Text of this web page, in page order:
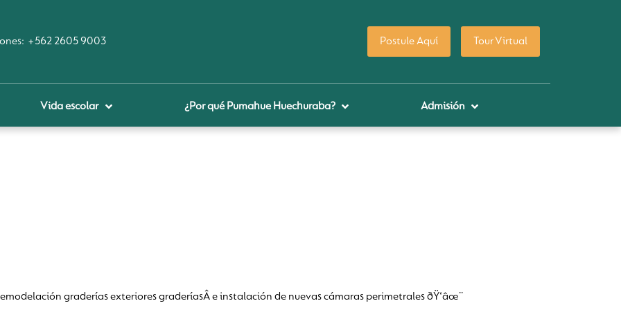
+562 2605 9003 Postule Aquí Tour Virtual
Vida escolar ¿Por qué Pumahue Huechuraba? Admisión
graderías exteriores graderíasÂ e instalación de nuevas cámaras perimetrales ðŸ‘âœ¨